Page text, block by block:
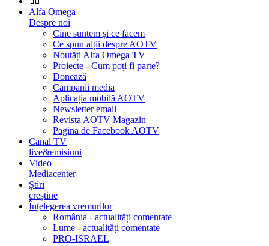
Alfa Omega
Despre noi
Cine suntem și ce facem
Ce spun alții despre AOTV
Noutăți Alfa Omega TV
Proiecte - Cum poți fi parte?
Donează
Campanii media
Aplicația mobilă AOTV
Newsletter email
Revista AOTV Magazin
Pagina de Facebook AOTV
Canal TV
live&emisiuni
Video
Mediacenter
Știri
creștine
Înțelegerea vremurilor
România - actualități comentate
Lume - actualități comentate
PRO-ISRAEL